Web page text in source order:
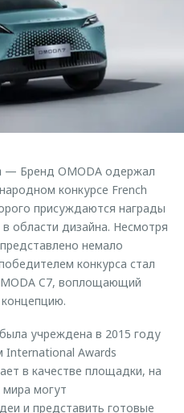
— Бренд OMODA одержал
конкурсе French
присуждаются награды
области дизайна. Несмотря
немало
конкурса стал
C7, воплощающий
учреждена в 2015 году
International Awards
в качестве площадки, на
могут
и представить готовые